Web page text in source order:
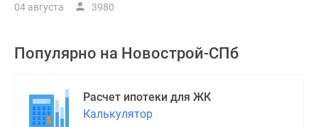
04 августа 3980
Популярно на Новострой-СПб
Расчет ипотеки для ЖК
Калькулятор